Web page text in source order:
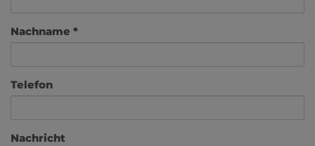
Nachname
Telefon
Nachricht